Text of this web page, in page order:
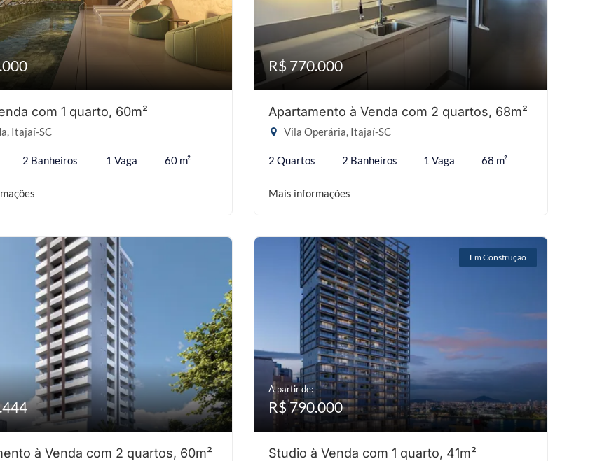
com 1 quarto, 60m²
Itajaí-SC
2 Banheiros 1 Vaga 60 m²
R$ 770.000
Apartamento à Venda com 2 quartos, 68m²
Vila Operária, Itajaí-SC
2 Quartos 2 Banheiros 1 Vaga 68 m²
Mais informações
à Venda com 2 quartos, 60m²
Em Construção
A partir de:
R$ 790.000
Studio à Venda com 1 quarto, 41m²